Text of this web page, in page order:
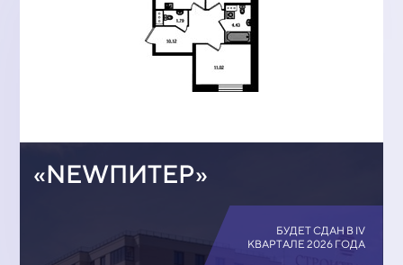
«NEWПИТЕР»
БУДЕТ СДАН В IV
КВАРТАЛЕ 2026 ГОДА